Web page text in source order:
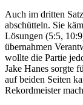
Auch im dritten
abschütteln. Sie
Lösungen (5:5,
übernahmen
wollte die Partie
Jake Hanes sorgte
auf beiden Seiten
Rekordmeister